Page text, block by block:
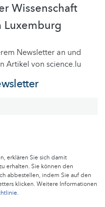
Wissenschaft
Luxemburg
Newsletter an und
Artikel von science.lu
erklären Sie sich damit
erhalten. Sie können den
abbestellen, indem Sie auf den
klicken. Weitere Informationen
.